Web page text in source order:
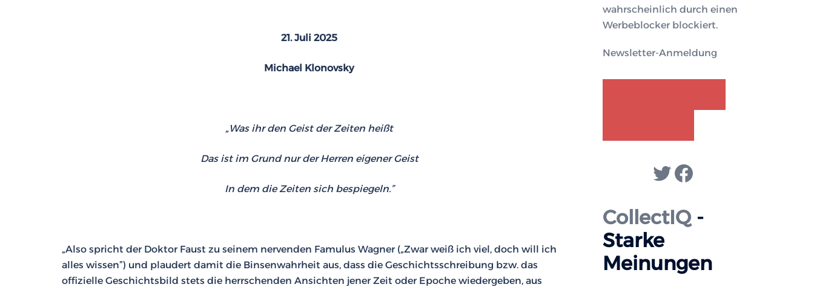
21. Juli 2025
Michael Klonovsky
„Was ihr den Geist der Zeiten heißt
Das ist im Grund nur der Herren eigener Geist
In dem die Zeiten sich bespiegeln.”
„Also spricht der Doktor Faust zu seinem nervenden Famulus Wagner („Zwar weiß ich viel, doch will ich
alles wissen”) und plaudert damit die Binsenwahrheit aus, dass die Geschichtsschreibung bzw. das
offizielle Geschichtsbild stets die herrschenden Ansichten jener Zeit oder Epoche wiedergeben, aus
wahrscheinlich durch einen
Werbeblocker blockiert.
Newsletter-Anmeldung
Twitter
Facebook
CollectIQ-
Starke
Meinungen